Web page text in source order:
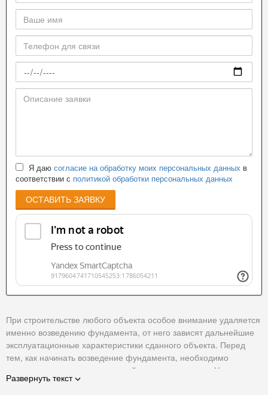
Я даю согласие на обработку моих персональных данных в
соответствии с политикой обработки персональных данных
ОСТАВИТЬ ЗАЯВКУ
При строительстве любого объекта особое внимание удаляется
именно возведению фундамента, от него зависят дальнейшие
эксплуатационные характеристики сданного объекта. Перед
тем, как начинать возведение фундамента, необходимо
тщательно уплотнить грунт в районе строительства. Уплотнение
песка лучше выполнять виброплитой, специализированное
Развернуть текст